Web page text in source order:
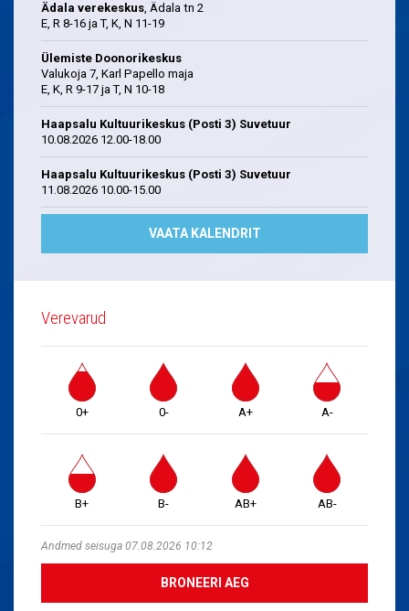
Ädala verekeskus, Ädala tn 2
E, R 8-16 ja T, K, N 11-19
Ülemiste Doonorikeskus
Valukoja 7, Karl Papello maja
E, K, R 9-17 ja T, N 10-18
Haapsalu Kultuurikeskus (Posti 3) Suvetuur
10.08.2026 12.00-18.00
Haapsalu Kultuurikeskus (Posti 3) Suvetuur
11.08.2026 10.00-15.00
VAATA KALENDRIT
Verevarud
0+ 0- A+ A-
B+ B- AB+ AB-
Andmed seisuga 07.08.2026 10:12
BRONEERI AEG